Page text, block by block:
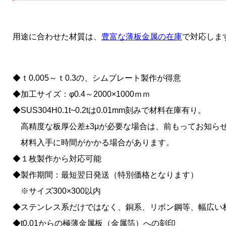
用途に合わせた材質は、 豊富な薄板金属の在庫で対応しま
◆ｔ0.005～ｔ0.3の、シムプレート製作が得意
◆加工サイズ：φ0.4～2000×1000ｍｍ
◆SUS304H0.1t~0.2tは0.01mm刻みで材料在庫有り。
高精度な板厚公差±3μが必要な場合は、前もってお知ら
材料入手に時間がかかる場合があります。
◆１枚製作から対応可能
◆製作期間：最短翌日発送（特別価格となります）
※サイズ300×300以内
◆ステンレス系だけではなく、銅系、リボン鋼等、幅広い
◆t0.01からの極薄金属板（金属箔）への刻印